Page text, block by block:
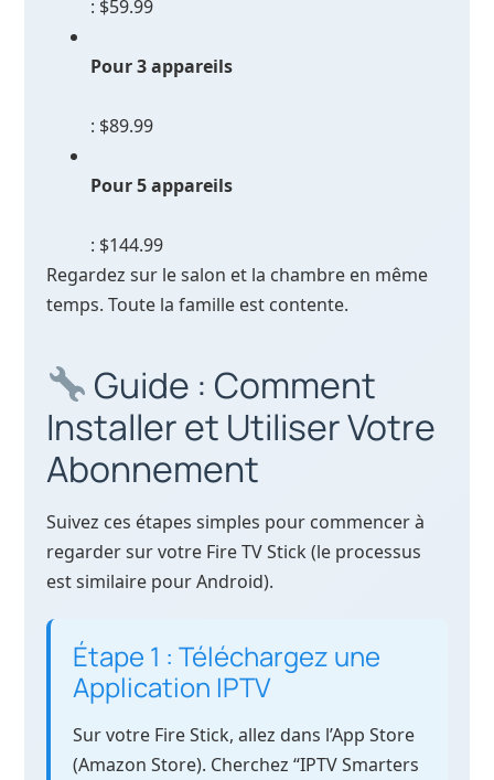
: $59.99
Pour 3 appareils
: $89.99
Pour 5 appareils
: $144.99
Regardez sur le salon et la chambre en même
temps. Toute la famille est contente.
Guide : Comment
Installer et Utiliser Votre
Abonnement
Suivez ces étapes simples pour commencer à
regarder sur votre Fire TV Stick (le processus
est similaire pour Android).
Étape 1 : Téléchargez une
Application IPTV
Sur votre Fire Stick, allez dans l’App Store
(Amazon Store). Cherchez “IPTV Smarters